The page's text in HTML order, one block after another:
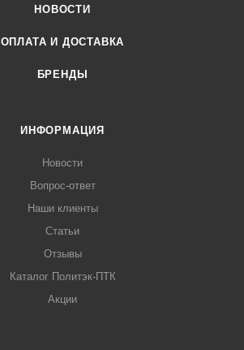
НОВОСТИ
ОПЛАТА И ДОСТАВКА
БРЕНДЫ
ИНФОРМАЦИЯ
Новости
Вопрос-ответ
Наши клиенты
Статьи
Отзывы
Каталог Политэк-ПТК
Акции